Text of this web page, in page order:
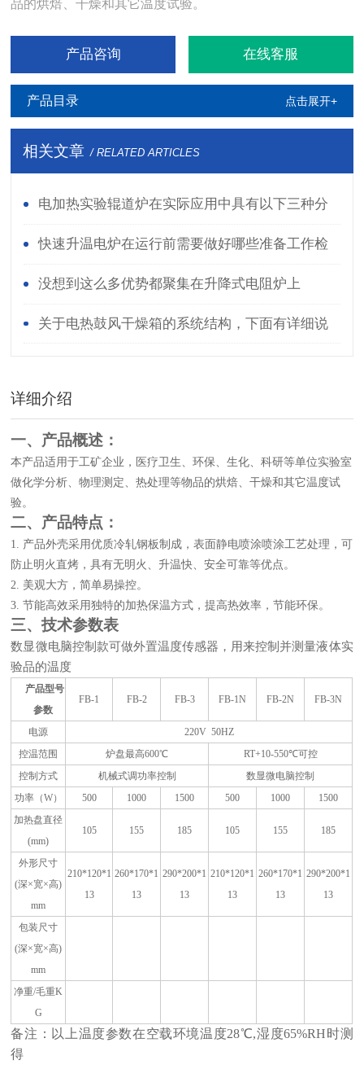
品的烘焙、干燥和其它温度试验。
产品咨询 在线客服
产品目录 点击展开+
相关文章 / RELATED ARTICLES
电加热实验辊道炉在实际应用中具有以下三种分
类 快速升温电炉在运行前需要做好哪些准备工作检
查？没想到这么多优势都聚集在升降式电阻炉上
关于电热鼓风干燥箱的系统结构，下面有详细说
详细介绍
一、产品概述：
本产品适用于工矿企业，医疗卫生、环保、生化、科研等单位实验室
做化学分析、物理测定、热处理等物品的烘焙、干燥和其它温度试
验。
二、产品特点：
1. 产品外壳采用优质冷轧钢板制成，表面静电喷涂喷涂工艺处理，可
防止明火直烤，具有无明火、升温快、安全可靠等优点。
2. 美观大方，简单易操控。
3.节能高效采用独特的加热保温方式，提高热效率，节能环保。
三、技术参数表
数显微电脑控制款可做外置温度传感器，用来控制并测量液体实
验品的温度
产品型号
参数
FB-1 FB-2 FB-3 FB-1N FB-2N FB-3N
电源
220V 50HZ
控温范围
炉盘最高600℃ RT+10-550℃可控
控制方式
机械式调功率控制
数显微电脑控制
功率（W）
500 1000 1500 500 1000
1500
加热盘直径
(mm)
105 155 185 105 155 185
外形尺寸
(深×宽×高)
mm
210*120*1
13
260*170*1
13
290*200*1
13
210*120*1
13
260*170*1
13
290*200*1
13
包装尺寸
(深×宽×高)
mm
净重/毛重K
G
备注：以上温度参数在空载环境温度28℃,湿度65%RH时测
得